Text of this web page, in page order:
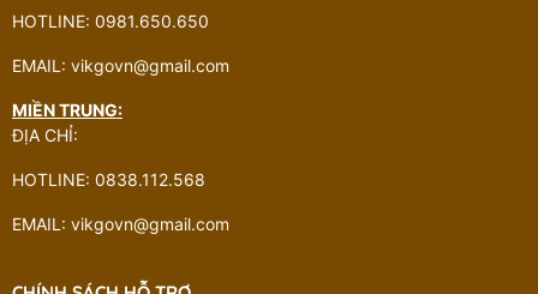
HOTLINE: 0981.650.650
EMAIL: vikgovn@gmail.com
MIỀN TRUNG:
ĐỊA CHỈ:
HOTLINE: 0838.112.568
EMAIL: vikgovn@gmail.com